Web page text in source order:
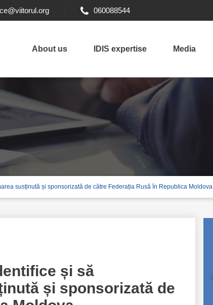
060088544
About us IDIS expertise Media
susținută și sponsorizată de către Federația Rusă în Republica Moldova
și să
și sponsorizată de